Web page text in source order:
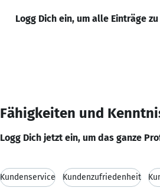
Logg Dich ein, um alle Einträge
Fähigkeiten und
Logg Dich jetzt ein, um das ganze
Kundenservice Kundenzufriedenheit